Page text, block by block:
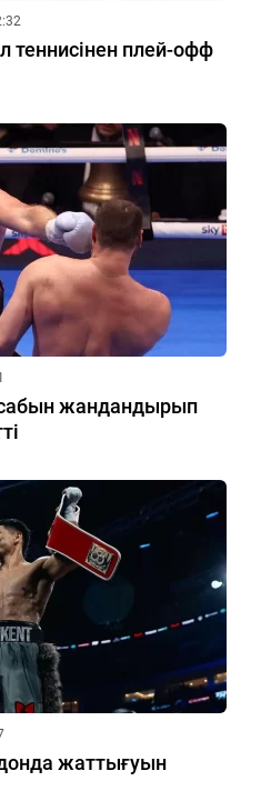
теннисінен плей-офф
жандандырып
жаттығуын